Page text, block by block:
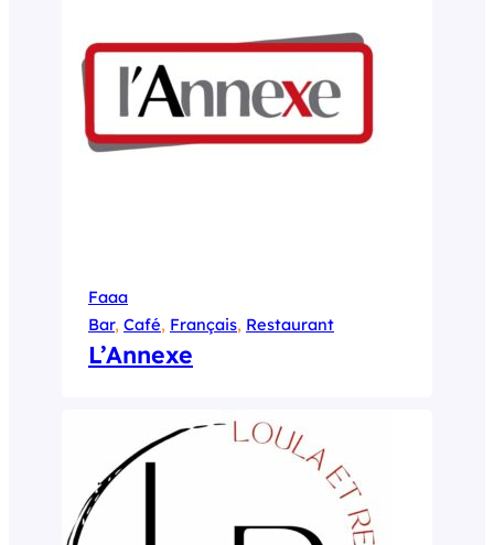
Faaa
Bar, Café, Français, Restaurant
L’Annexe